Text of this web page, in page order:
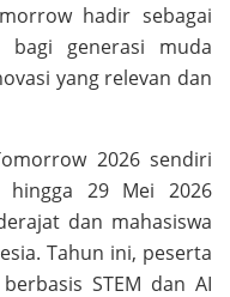
hadir sebagai
generasi muda
yang relevan dan
2026 sendiri
hingga 29 Mei 2026
dan mahasiswa
Tahun ini, peserta
STEM dan AI